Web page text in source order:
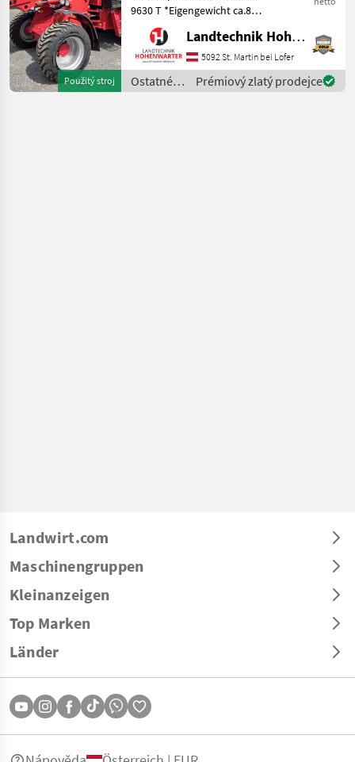
Použitý stroj
9630 T *Eigengewicht ca.8 t
*Bereifung 400/55-22, 5
*Kipplast 4200 kg
*Radstand 2.52 m
*Fahrgeschwindigkeit 20
km/h *Wenderadius innen
Landtechnik Hohenwarter GmbH
5092 St. Martin bei Lofer
Ostatné
poľnohospodárske
Prémiový zlatý prodejce
Landwirt.com
Maschinengruppen
Kleinanzeigen
Top Marken
Länder